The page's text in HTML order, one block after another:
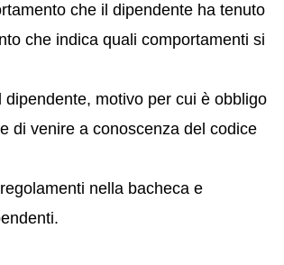
che il dipendente ha tenuto
che indica quali comportamenti si
motivo per cui è obbligo
di venire a conoscenza del codice
nella bacheca e